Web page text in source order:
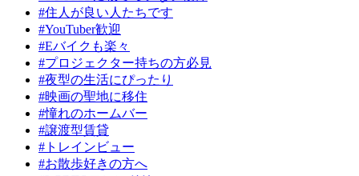
#住人が良い人たちです
#YouTuber歓迎
#Eバイクも楽々
#プロジェクター持ちの方必見
#夜型の生活にぴったり
#映画の聖地に移住
#憧れのホームバー
#譲渡型賃貸
#トレインビュー
#お散歩好きの方へ